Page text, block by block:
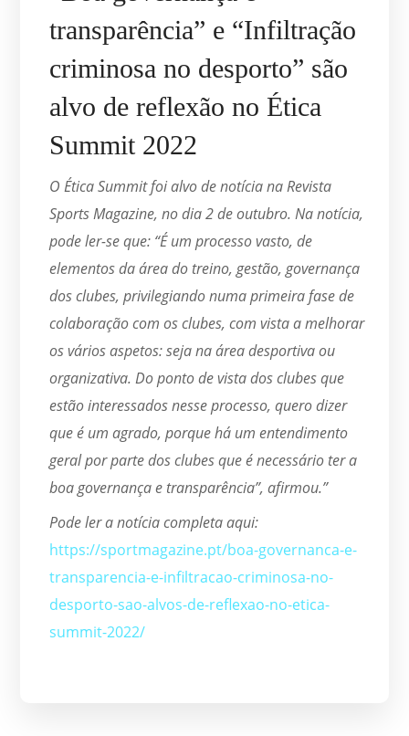
transparência” e “Infiltração
criminosa no desporto” são
alvo de reflexão no Ética
Summit 2022
O Ética Summit foi alvo de notícia na Revista
Sports Magazine, no dia 2 de outubro. Na notícia,
pode ler-se que: “É um processo vasto, de
elementos da área do treino, gestão, governança
dos clubes, privilegiando numa primeira fase de
colaboração com os clubes, com vista a melhorar
os vários aspetos: seja na área desportiva ou
organizativa. Do ponto de vista dos clubes que
estão interessados nesse processo, quero dizer
que é um agrado, porque há um entendimento
geral por parte dos clubes que é necessário ter a
boa governança e transparência”, afirmou.”
Pode ler a notícia completa aqui:
https://sportmagazine.pt/boa-governanca-e-
transparencia-e-infiltracao-criminosa-no-
desporto-sao-alvos-de-reflexao-no-etica-
summit-2022/